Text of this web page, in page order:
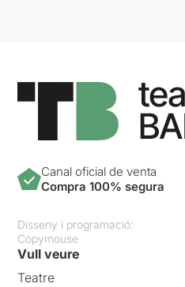
Canal oficial de venta
Compra 100% segura
Disseny i programació:
Copymouse
Vull veure
Teatre